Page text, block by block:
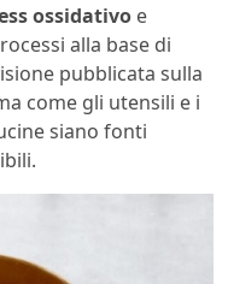
ossidativo e
alla base di
pubblicata sulla
come gli utensili e i
siano fonti